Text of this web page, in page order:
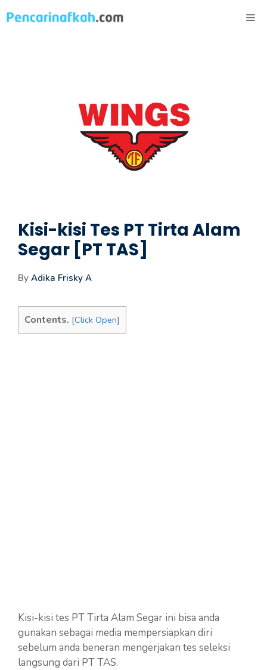
ke
Kisi-kisi Tes PT Tirta Alam
Segar [PT TAS]
By Adika Frisky A
Contents. [Click Open]
Kisi-kisi tes PT Tirta Alam Segar ini bisa anda
gunakan sebagai media mempersiapkan diri
sebelum anda beneran mengerjakan tes seleksi
langsung dari PT TAS.